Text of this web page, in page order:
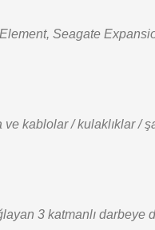
Seagate
kablolar / kulaklıklar /
3 katmanlı darbeye